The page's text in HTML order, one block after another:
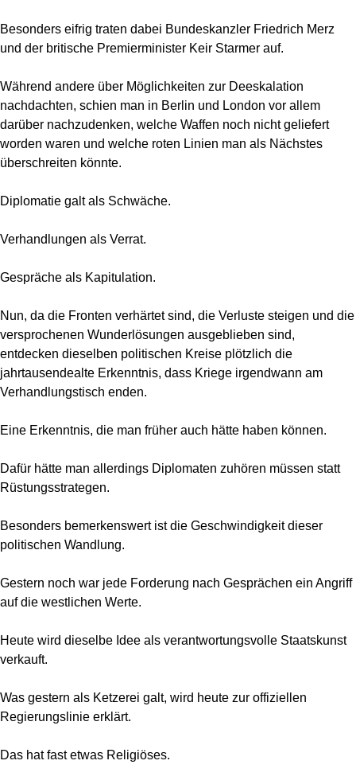
Besonders eifrig traten dabei Bundeskanzler Friedrich Merz
und der britische Premierminister Keir Starmer auf.
Während andere über Möglichkeiten zur Deeskalation
nachdachten, schien man in Berlin und London vor allem
darüber nachzudenken, welche Waffen noch nicht geliefert
worden waren und welche roten Linien man als Nächstes
überschreiten könnte.
Diplomatie galt als Schwäche.
Verhandlungen als Verrat.
Gespräche als Kapitulation.
Nun, da die Fronten verhärtet sind, die Verluste steigen und die
versprochenen Wunderlösungen ausgeblieben sind,
entdecken dieselben politischen Kreise plötzlich die
jahrtausendealte Erkenntnis, dass Kriege irgendwann am
Verhandlungstisch enden.
Eine Erkenntnis, die man früher auch hätte haben können.
Dafür hätte man allerdings Diplomaten zuhören müssen statt
Rüstungsstrategen.
Besonders bemerkenswert ist die Geschwindigkeit dieser
politischen Wandlung.
Gestern noch war jede Forderung nach Gesprächen ein Angriff
auf die westlichen Werte.
Heute wird dieselbe Idee als verantwortungsvolle Staatskunst
verkauft.
Was gestern als Ketzerei galt, wird heute zur offiziellen
Regierungslinie erklärt.
Das hat fast etwas Religiöses.